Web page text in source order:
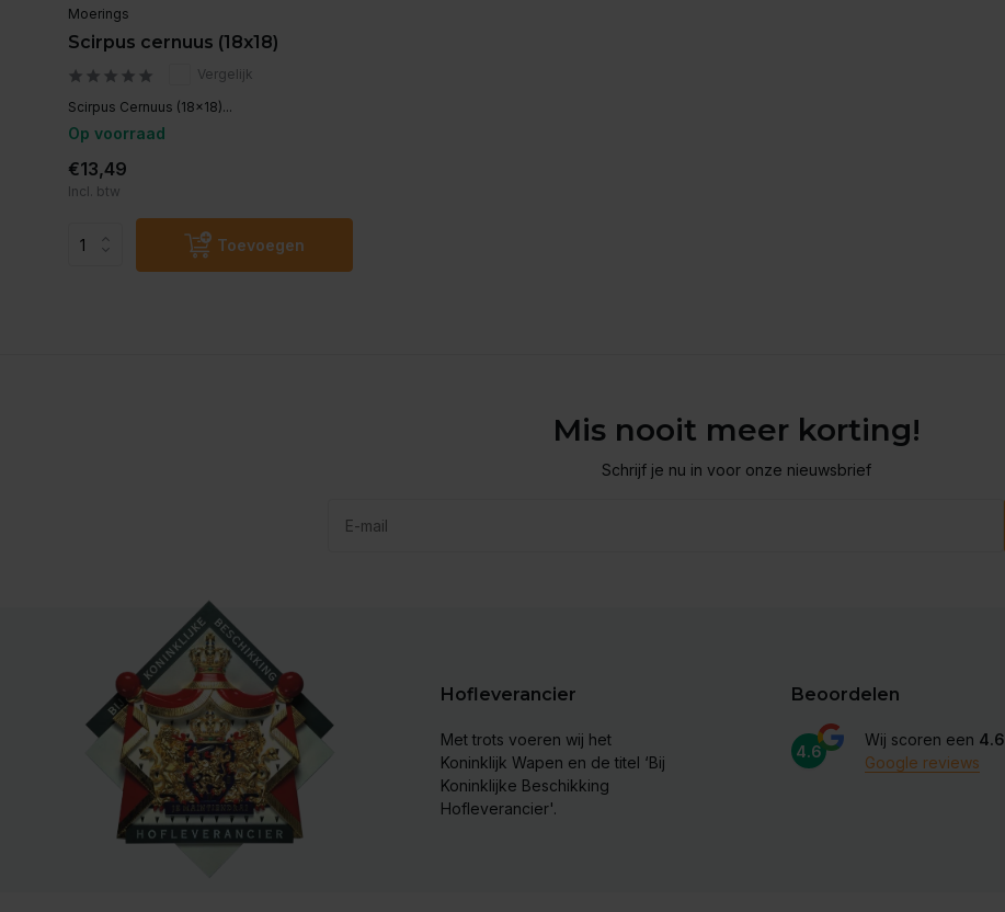
Moerings
Scirpus cernuus (18x18)
Vergelijk
Scirpus Cernuus (18x18)...
Op voorraad
€13,49
Incl. btw
Toevoegen
Mis nooit meer korting!
Schrijf je nu in voor onze nieuwsbrief
Hofleverancier
Met trots voeren wij het
Koninklijk Wapen en de titel ‘Bij
Koninklijke Beschikking
Hofleverancier'.
Beoordelen
4.6
Wij scoren een 4.6
Google reviews